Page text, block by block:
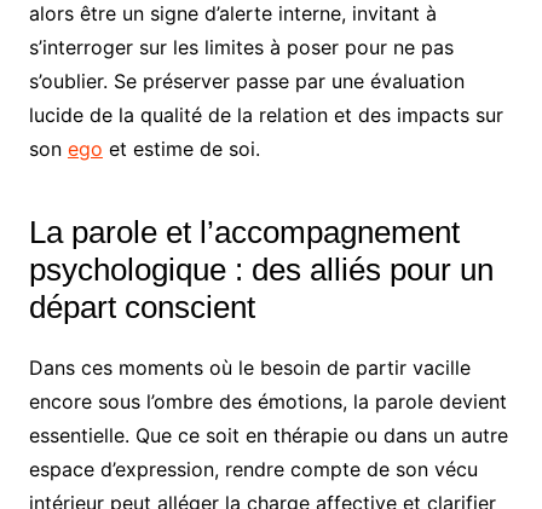
alors être un signe d’alerte interne, invitant à
s’interroger sur les limites à poser pour ne pas
s’oublier. Se préserver passe par une évaluation
lucide de la qualité de la relation et des impacts sur
son ego et estime de soi.
La parole et l’accompagnement
psychologique : des alliés pour un
départ conscient
Dans ces moments où le besoin de partir vacille
encore sous l’ombre des émotions, la parole devient
essentielle. Que ce soit en thérapie ou dans un autre
espace d’expression, rendre compte de son vécu
intérieur peut alléger la charge affective et clarifier